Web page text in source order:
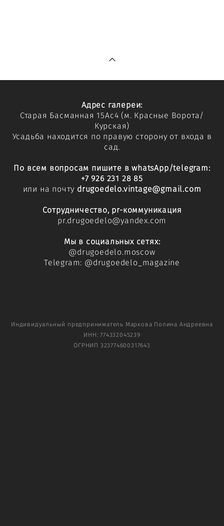
Адрес галереи:
Старая Басманная 15Ас4(м. Красные Ворота/
Курская)
Усадьба находится по правую сторону от входа в
сад.
По всем вопросам пишите в whatsApp/telegram:
+7 926 231 28 85
или на почту drugoedelo.vintage@gmail.com
Сотрудничество, pr-коммуникация
pr.drugoedelo@yandex.com
Мы в социальных сетях:
@drugoedelo.moscow
Telegram: @drugoedelo_magazine
Индивидуальный предприниматель Маркова Полина Андреевна
ИНН: 774332045239
ОГРНИП 323774600317643